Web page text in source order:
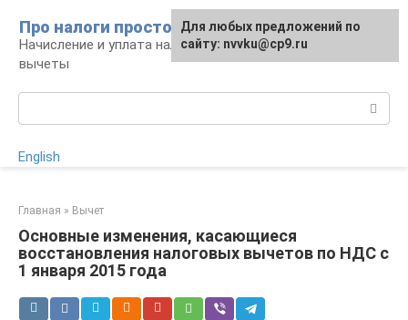
контенту
Про налоги просто
Начисление и уплата налогов, налоговые
вычеты
English
Главная » Вычет
Основные изменения, касающиеся
восстановления налоговых вычетов по НДС с
1 января 2015 года
Для любых предложений по
сайту: nvvku@cp9.ru